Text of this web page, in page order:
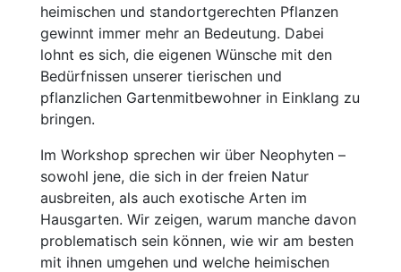
heimischen und standortgerechten Pflanzen
gewinnt immer mehr an Bedeutung. Dabei
lohnt es sich, die eigenen Wünsche mit den
Bedürfnissen unserer tierischen und
pflanzlichen Gartenmitbewohner in Einklang zu
bringen.
Im Workshop sprechen wir über Neophyten –
sowohl jene, die sich in der freien Natur
ausbreiten, als auch exotische Arten im
Hausgarten. Wir zeigen, warum manche davon
problematisch sein können, wie wir am besten
mit ihnen umgehen und welche heimischen